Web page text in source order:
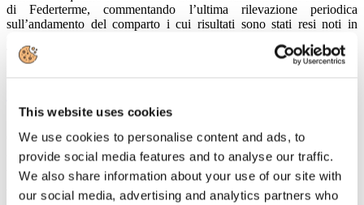
This website uses cookies
We use cookies to personalise content and ads, to
provide social media features and to analyse our traffic.
We also share information about your use of our site with
our social media, advertising and analytics partners who
di Federterme, commentando l’ultima rilevazione periodica
sull’andamento del comparto i cui risultati sono stati resi noti in
Termale in corso oggi e domani a Rimini, organizzato da TTG Italia
in collaborazione con la stessa Federterme.
Ottobre
2013
Associazione Italiana Confindustria Alberghi
VALORE TURISMO, finalmente